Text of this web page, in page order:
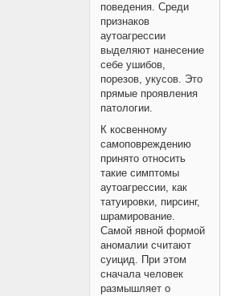
поведения. Среди
признаков
аутоагрессии
выделяют нанесение
себе ушибов,
порезов, укусов. Это
прямые проявления
патологии.
К косвенному
самоповреждению
принято относить
такие симптомы
аутоагрессии, как
татуировки, пирсинг,
шрамирование.
Самой явной формой
аномалии считают
суицид. При этом
сначала человек
размышляет о